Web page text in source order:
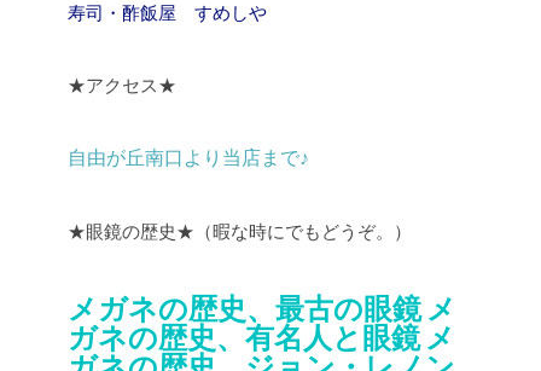
寿司・酢飯屋 すめしや
★アクセス★
自由が丘南口より当店まで♪
★眼鏡の歴史★（暇な時にでもどうぞ。）
メガネの歴史、最古の眼鏡 メ
ガネの歴史、有名人と眼鏡 メ